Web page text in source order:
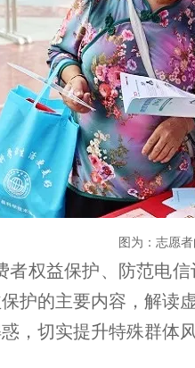
图为：志愿
权益保护、防范电
护的主要内容，解
，切实提升特殊群